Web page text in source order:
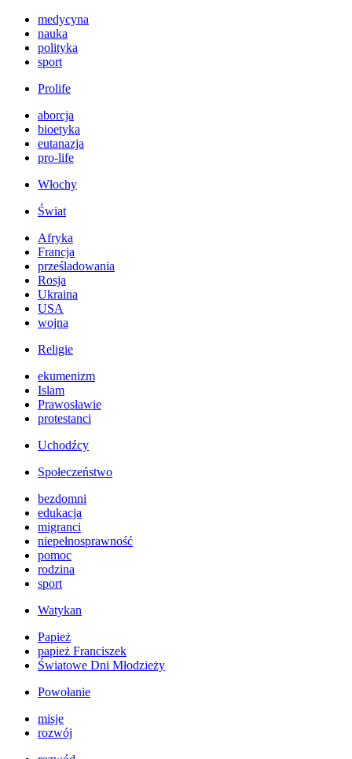
medycyna
nauka
polityka
sport
Prolife
aborcja
bioetyka
eutanazja
pro-life
Włochy
Świat
Afryka
Francja
prześladowania
Rosja
Ukraina
USA
wojna
Religie
ekumenizm
Islam
Prawosławie
protestanci
Uchodźcy
Społeczeństwo
bezdomni
edukacja
migranci
niepełnosprawność
pomoc
rodzina
sport
Watykan
Papież
papież Franciszek
Światowe Dni Młodzieży
Powołanie
misje
rozwój